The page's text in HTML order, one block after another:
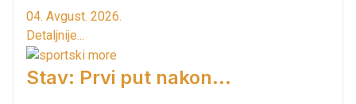
04. Avgust. 2026.
Detaljnije...
Stav: Prvi put nakon…